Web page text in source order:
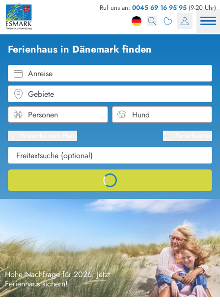
Ruf uns an: 0045 69 16 95 95 (9-20 Uhr)
Hohe Nachfrage für 2026. Jetzt
Ferienhaus sichern!
Ferienhaus in Dänemark finden
Anreise
Gebiete
Loading...